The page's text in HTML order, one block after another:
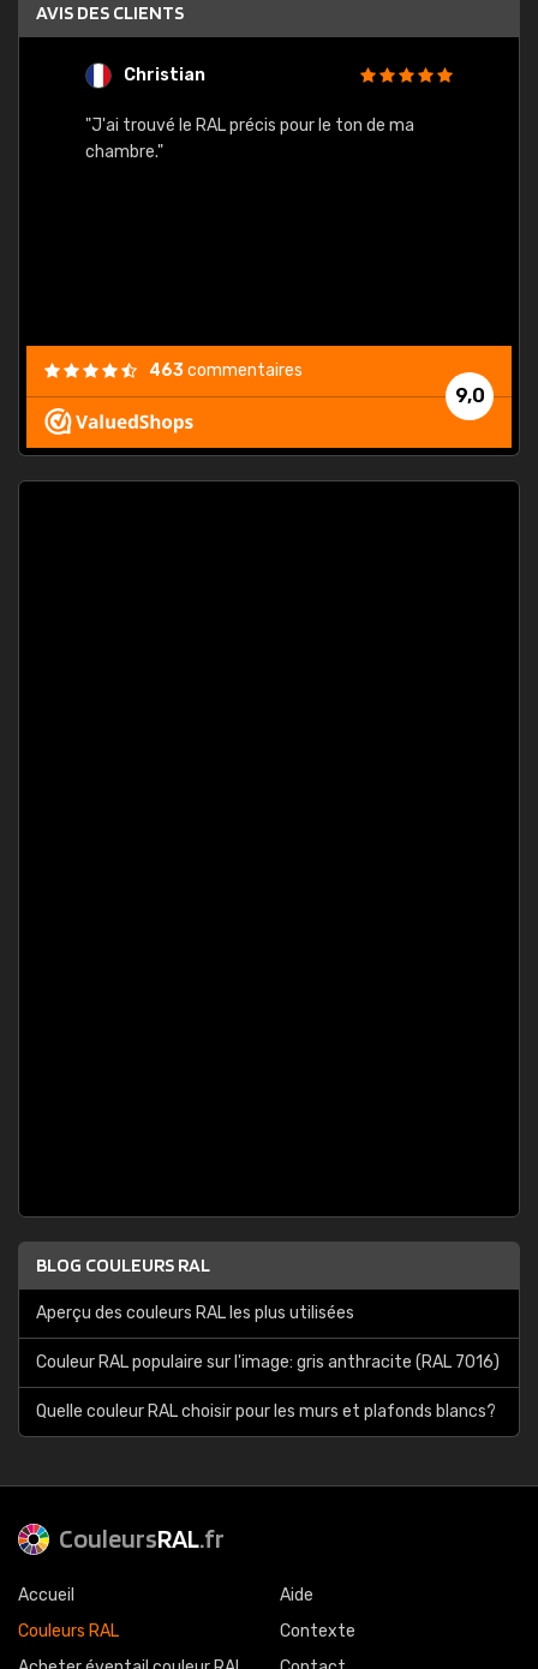
AVIS DES CLIENTS
Christian
"J'ai trouvé le RAL précis pour le ton de ma
chambre."
9,0
463commentaires
BLOG COULEURS RAL
Aperçu des couleurs RAL les plus utilisées
Couleur RAL populaire sur l'image: gris anthracite (RAL 7016)
Quelle couleur RAL choisir pour les murs et plafonds blancs?
CouleursRAL.fr
Accueil
Couleurs RAL
Aide
Contexte